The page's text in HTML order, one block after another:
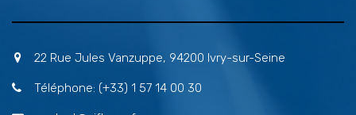
22 Rue Jules Vanzuppe, 94200 Ivry-sur-Seine
Téléphone: (+33) 1 57 14 00 30